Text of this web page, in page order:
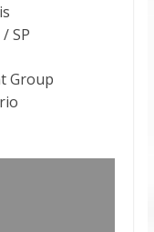
SP
Group